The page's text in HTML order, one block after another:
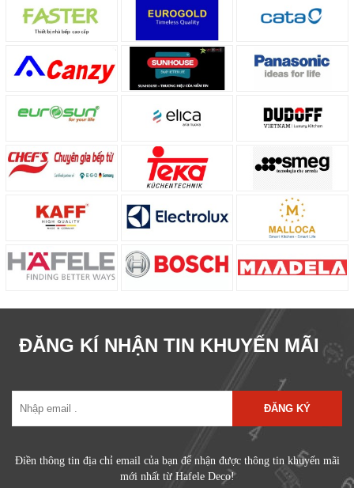
ĐĂNG KÍ NHẬN TIN KHUYẾN MÃI
ĐĂNG KÝ
Điền thông tin địa chỉ email của bạn để nhận được thông tin khuyến mãi
mới nhất từ Hafele Deco!